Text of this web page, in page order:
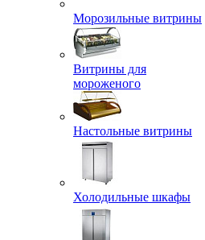
Морозильные витрины
Витрины для
мороженого
Настольные витрины
Холодильные шкафы